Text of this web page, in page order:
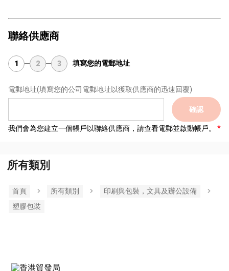
聯絡供應商
1 2 3 填寫您的電郵地址
電郵地址(填寫您的公司電郵地址以獲取供應商的迅速回覆)
確認
我們會為您建立一個帳戶以聯絡供應商，請查看電郵並啟動帳戶。
所有類別
首頁 所有類別
印刷與包裝，文具及辦公設備
塑膠包裝